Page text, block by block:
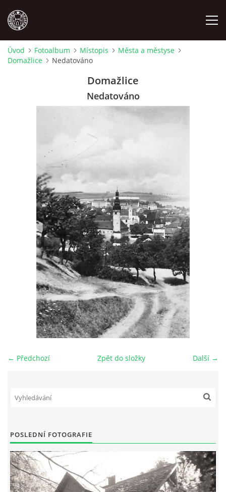
MÍSTOPIS
ODKAZY
DŮL NA SLÍDU (NA KOLE)
Kontakt:
tel. 773 916 275
info@domdej.cz
Tento projekt je realizován za finanční podpory
Úvod Fotoalbum Místopis
Města a městyse
Domažlice
Nedatováno
Domažlice
Nedatováno
← Předchozí Další →
Zpět do složky
POSLEDNÍ FOTOGRAFIE